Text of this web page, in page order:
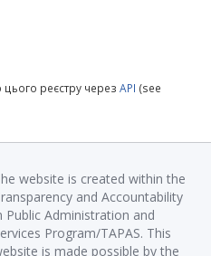
реєстру через API (see
website is created within the
and Accountability
Public Administration and
Program/TAPAS. This
is made possible by the